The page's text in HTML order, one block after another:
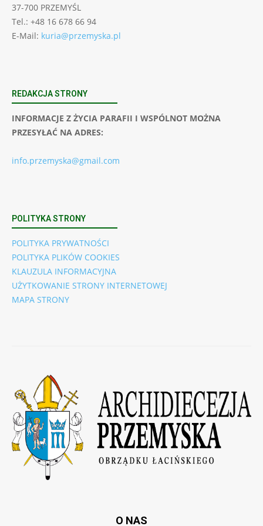
37-700 PRZEMYŚL
Tel.: +48 16 678 66 94
E-Mail: kuria@przemyska.pl
REDAKCJA STRONY
INFORMACJE Z ŻYCIA PARAFII I WSPÓLNOT MOŻNA
PRZESYŁAĆ NA ADRES:
info.przemyska@gmail.com
POLITYKA STRONY
POLITYKA PRYWATNOŚCI
POLITYKA PLIKÓW COOKIES
KLAUZULA INFORMACYJNA
UŻYTKOWANIE STRONY INTERNETOWEJ
MAPA STRONY
O NAS